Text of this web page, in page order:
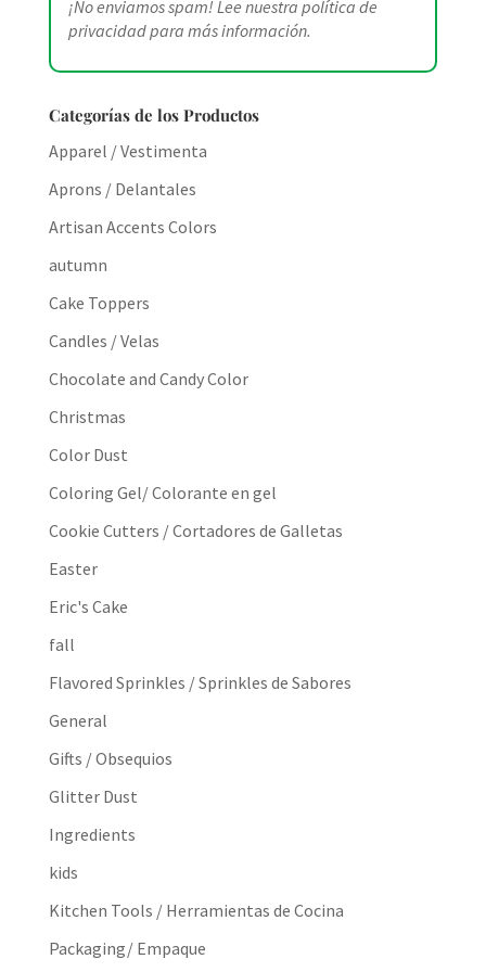
¡No enviamos spam! Lee nuestra política de
privacidadpara más información.
Categorías de los Productos
Apparel / Vestimenta
Aprons / Delantales
Artisan Accents Colors
autumn
Cake Toppers
Candles / Velas
Chocolate and Candy Color
Christmas
Color Dust
Coloring Gel/ Colorante en gel
Cookie Cutters / Cortadores de Galletas
Easter
Eric's Cake
fall
Flavored Sprinkles / Sprinkles de Sabores
General
Gifts / Obsequios
Glitter Dust
Ingredients
kids
Kitchen Tools / Herramientas de Cocina
Packaging/ Empaque